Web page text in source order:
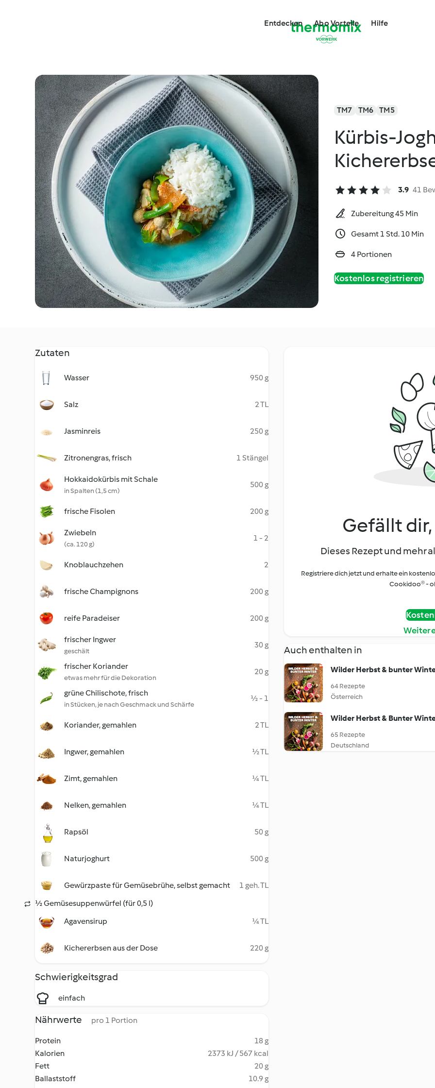
Entdecken Abo Vorteile Hilfe
TM7 TM6 TM5
Kürbis-
3.9 41
Zubereitung 45 Min
Gesamt 1 Std. 10 Min
4 Portionen
Kostenlos registrieren
Zutaten
Wasser 950 g
Salz 2 TL
Jasminreis 250 g
Zitronengras, frisch 1 Stängel
Hokkaidokürbis mit Schale
in Spalten (1,5 cm)
500 g
frische Fisolen 200 g
Zwiebeln
(ca. 120 g)
1 - 2
Knoblauchzehen 2
frische Champignons 200 g
reife Paradeiser 200 g
frischer Ingwer
geschält
30 g
frischer Koriander
etwas mehr für die Dekoration
20 g
grüne Chilischote, frisch
in Stücken, je nach Geschmack und Schärfe
½ - 1
Koriander, gemahlen 2 TL
Ingwer, gemahlen ½ TL
Zimt, gemahlen ¼ TL
Nelken, gemahlen ¼ TL
Rapsöl 50 g
Naturjoghurt 500 g
Gewürzpaste für Gemüsebrühe, selbst gemacht
1 geh. TL
½ Gemüsesuppenwürfel (für 0,5 l)
Agavensirup
¼ TL
Kichererbsen aus der Dose 220 g
Schwierigkeitsgrad
einfach
Nährwerte pro 1 Portion
Protein
18 g
Kalorien
2373 kJ / 567 kcal
Fett
20 g
Ballaststoff
10.9 g
Gefällt
Dieses Rezept und mehr
Registriere dich jetzt und erhalte ein
Cookidoo® -
Auch enthalten in
Wilder Herbst & bunter
64 Rezepte
Österreich
Wilder Herbst & Bunter
65 Rezepte
Deutschland